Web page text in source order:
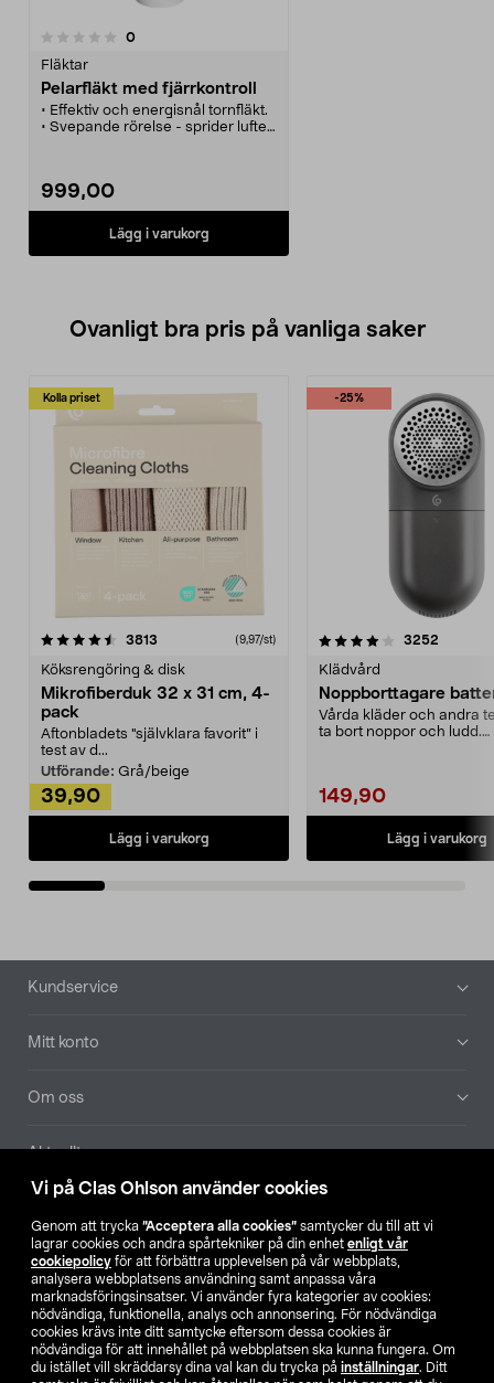
Vi på Clas Ohlson använder cookies
Genom att trycka ”Acceptera alla cookies” samtycker du till att vi
lagrar cookies och andra spårtekniker på din enhet enligt vår
cookiepolicy för att förbättra upplevelsen på vår webbplats,
analysera webbplatsens användning samt anpassa våra
marknadsföringsinsatser. Vi använder fyra kategorier av cookies:
nödvändiga, funktionella, analys och annonsering. För nödvändiga
cookies krävs inte ditt samtycke eftersom dessa cookies är
nödvändiga för att innehållet på webbplatsen ska kunna fungera. Om
du istället vill skräddarsy dina val kan du trycka på inställningar. Ditt
0recensioner
Fläktar
Pelarfläkt med fjärrkontroll
• Effektiv och energisnål tornfläkt.
• Svepande rörelse - sprider luften
• Display med temperaturvisning.
• Fjärrkontroll.
999,00
Lägg i varukorg
Ovanligt bra pris på vanliga saker
Kolla priset
3813 (9,97/st)
Köksrengöring & disk
Mikrofiberduk 32 x 31 cm, 4-
pack
Aftonbladets "självklara favorit” i
test av d...
Utförande: Grå/beige
39,90
Lägg i varukorg
-25%
4.0av 5 stjärnor 3252
Klädvård
Noppborttagare
Vårda kläder och andra
ta bort noppor och ludd.
149,90
Lägg i varukorg
4.5av 5 stjärnor
Sidfot
Kundservice
Mitt konto
Om oss
Aktuellt
Hitta butik
SE NO FI